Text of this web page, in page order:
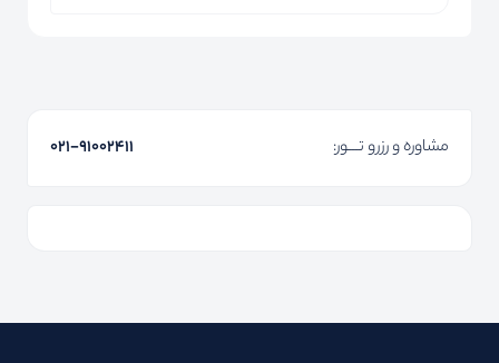
مشاوره و رزرو تـــور: ۰۲۱-91002411